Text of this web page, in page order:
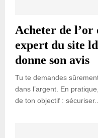
Acheter de l’or
expert du site
donne son avis
Tu te demandes
dans l’argent. En
de ton objectif : sécuriser...